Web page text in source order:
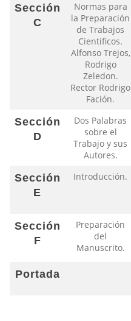
Sección
C
Normas para
la Preparación
de Trabajos
Cientificos.
Alfonso Trejos,
Rodrigo
Zeledon.
Rector Rodrigo
Fación.
Sección
D
Dos Palabras
sobre el
Trabajo y sus
Autores.
Sección
E
Introducción.
Sección
F
Preparación
del
Manuscrito.
Portada